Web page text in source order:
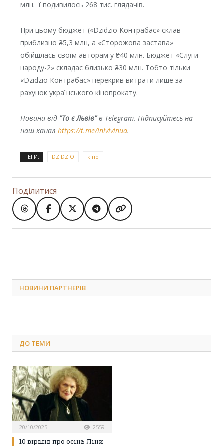
млн. Її подивилось 268 тис. глядачів.
При цьому бюджет («Dzidzio Контрабас» склав
приблизно ₴5,3 млн, а «Сторожова застава»
обійшлась своїм авторам у ₴40 млн. Бюджет «Слуги
народу-2» складає близько ₴30 млн. Тобто тільки
«Dzidzio Контрабас» перекрив витрати лише за
рахунок українського кінопрокату.
Новини від "То є Львів"в Telegram. Підписуйтесь на
наш канал https://t.me/inlvivinua.
ТЕГИ: DZIDZIO кіно
Поділитися
НОВИНИ ПАРТНЕРІВ
ДО ТЕМИ
20/10/2025 2559
10 віршів про осінь Ліни